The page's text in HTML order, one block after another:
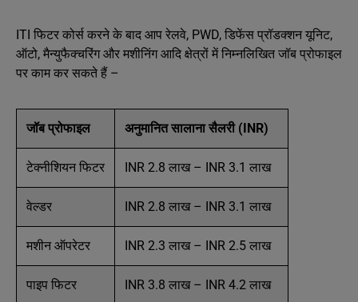
ITI फिटर कोर्स करने के बाद आप रेलवे, PWD, डिफेंस प्रॉडक्शन यूनिट,
ऑटो, मैन्युफैक्चरिंग और मशीनिंग आदि क्षेत्रों में निम्नलिखित जॉब प्रोफाइल
पर काम कर सकते हैं –
जॉब प्रोफाइल अनुमानित सालाना सैलरी (INR)
टेक्नीशियन फिटर INR 2.8 लाख – INR 3.1 लाख
वेल्डर INR 2.8 लाख – INR 3.1 लाख
मशीन ऑपरेटर INR 2.3 लाख – INR 2.5 लाख
पाइप फिटर INR 3.8 लाख – INR 4.2 लाख